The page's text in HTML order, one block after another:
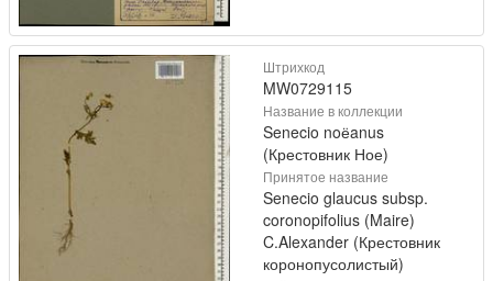
Штрихкод
MW0729115
Название в коллекции
Senecio noёanus
(Крестовник Ное)
Принятое название
Senecio glaucus subsp.
coronopifolius (Maire)
C.Alexander (Крестовник
коронопусолистый)